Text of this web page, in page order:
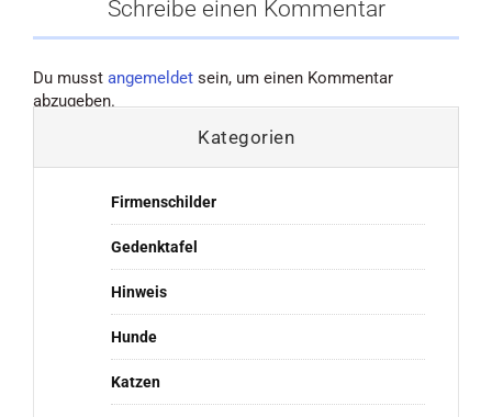
Schreibe einen Kommentar
Du musst angemeldet sein, um einen Kommentar
abzugeben.
Kategorien
Firmenschilder
Gedenktafel
Hinweis
Hunde
Katzen